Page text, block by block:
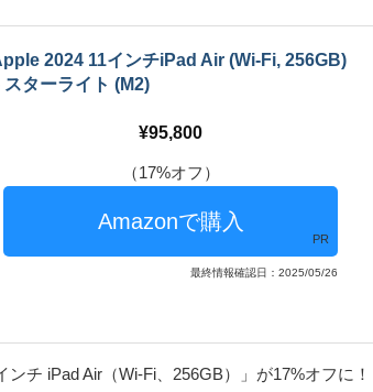
2024 11インチiPad Air (Wi-Fi, 256GB)
スターライト (M2)
95,800
（17%オフ）
PR
最終情報確認日：2025/05/26
チ iPad Air（Wi-Fi、256GB）」が17%オフに！